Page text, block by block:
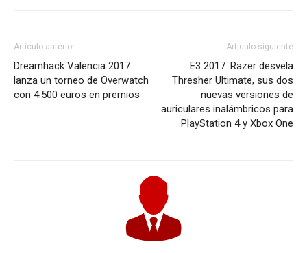
Artículo anterior
Dreamhack Valencia 2017
lanza un torneo de Overwatch
con 4.500 euros en premios
Artículo siguiente
E3 2017. Razer desvela
Thresher Ultimate, sus dos
nuevas versiones de
auriculares inalámbricos para
PlayStation 4 y Xbox One